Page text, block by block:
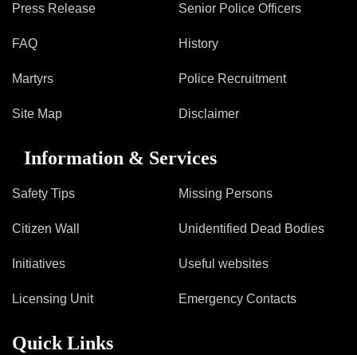
Press Release
FAQ
Martyrs
Site Map
Senior Police Officers
History
Police Recruitment
Disclaimer
Information & Services
Safety Tips
Citizen Wall
Initiatives
Licensing Unit
Missing Persons
Unidentified Dead Bodies
Useful websites
Emergency Contacts
Quick Links